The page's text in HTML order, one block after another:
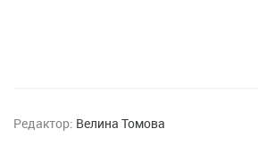
Редактор: Велина Томова